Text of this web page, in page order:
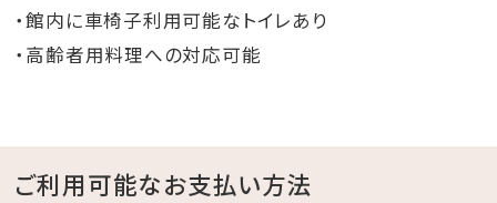
・館内に車椅子利用可能なトイレあり
・高齢者用料理への対応可能
ご利用可能なお支払い方法